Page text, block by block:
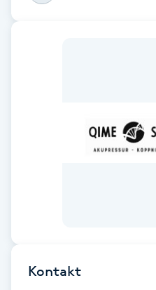
Fotsvamp
Fransborttagning
Fransförlängning Megavolym
Kontakt